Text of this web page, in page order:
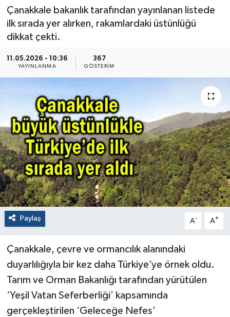
Çanakkale bakanlık tarafından yayınlanan listede
ilk sırada yer alırken, rakamlardaki üstünlüğü
dikkat çekti.
11.05.2026 - 10:36
YAYINLANMA
367
GÖSTERIM
Paylaş A- A+
Çanakkale, çevre ve ormancılık alanındaki
duyarlılığıyla bir kez daha Türkiye’ye örnek oldu.
Tarım ve Orman Bakanlığı tarafından yürütülen
‘Yeşil Vatan Seferberliği’ kapsamında
gerçekleştirilen ‘Geleceğe Nefes’